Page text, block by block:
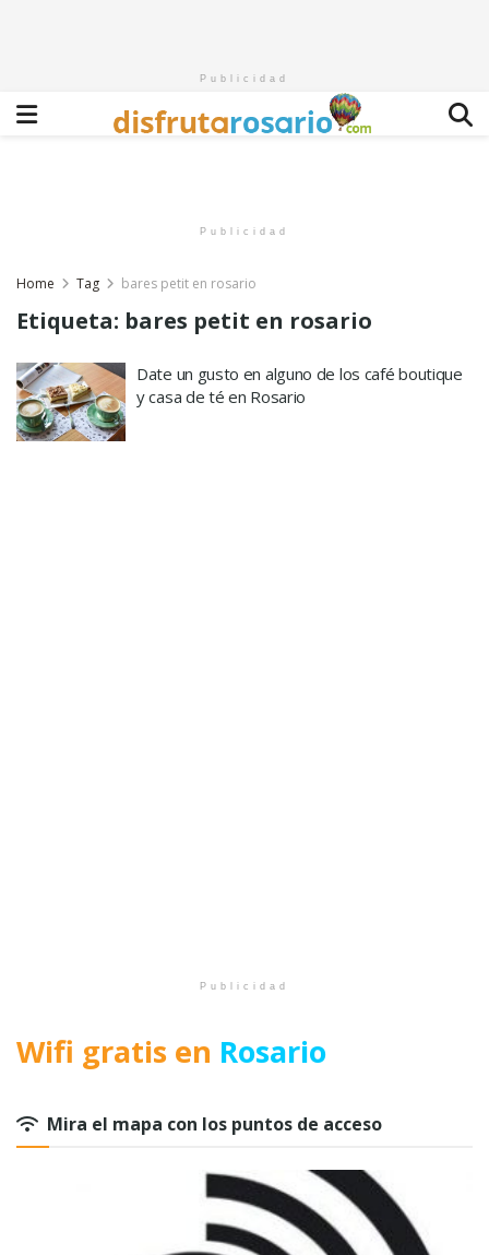
Publicidad
Publicidad
Home Tag bares petit en rosario
Etiqueta: bares petit en rosario
Date un gusto en alguno de los café boutique
y casa de té en Rosario
Publicidad
Wifi gratis en Rosario
Mira el mapa con los puntos de acceso